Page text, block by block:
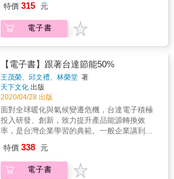
更重要的是，從此上司不必事必躬親、忙死自
己，部屬也不再唯唯諾諾、靜候聖裁，有膽識
放手去做。於是，公司得以培育出有能力、有
法，TAET的其他應用 你以為TAET雙三角法則
只能用在商業經營領域？不，只要是碰到兩方
要為同一個目標攜手努力的情況，都可以運用
這個雙三角形，例如上司與下屬討論生涯規畫
時、父母想為孩子建立自信心時&hellip;&hellip;
而這些，作者都以豐富的實例說明，讓你知道
如何透過TAET溝通、分工、協作，發揮最大效
益！ & ★這本書適合： 一般工作者 專案負責
穩健的根基，許多外國人都以為「捷安特」是
本書中，捷安特品牌創始人、巨大集團前執行
長羅祥安除了分享他們從錯誤中摸索、累積出
來的經驗，更首度揭開獨門武器「TAET雙三角
法則」讓捷安特得以「自己的人才自己培
養」、打造超強競爭力、實現「全球在地化」
的祕密。 & ★充分賦權＋主動當責，團隊合作
成功關鍵 團隊想要高效運作，需要有清楚的戰
略、戰術、戰鬥三個層次。誰決定戰略？誰負
責戰鬥？作者用兩個大三角形，教你清楚畫出
團隊中的角色分工，從此戰鬥不再卡關。 在捷
安特內部充分運用的這個TAET雙三角，能讓上
司充分賦權、部屬主動當責，整個團隊得以充
分溝通、分工合作，互信互助地授權與分責；
更重要的是，從此上司不必事必躬親、忙死自
己，部屬也不再唯唯諾諾、靜候聖裁，有膽識
在鋪著軟墊的木板上……SIMMONS席夢思 她
是第一家機器化大量生產彈簧床墊的公司第一
張沙發床設計者BEAUTYREST獨立筒袋裝彈簧
海》收錄為床墊代名詞……從此，改變人類的
睡眠體驗。發源自美國，聞名全球的「席夢
思」(Simmons) 已成為彈簧床墊代名詞，當品
牌旌旗飄向台灣，本是大展鴻圖利器卻意外成
為落地的關卡；該如何「正名」，讓「席夢
思」還原為品牌印象和商標？如何突破「墊腳
石」的市場現實，建置更有效益的銷售管道？
面臨平行輸入的水貨，更要捍衛消費者的安全
與權益。台灣席夢思的一段精采故事，是任一
領導品牌之路。
特價 315 元
電子書
【電子書】跟著台達節能50%
王茂榮、邱文禮、林榮堂 著
天下文化 出版
2020/04/28 出版
面對全球暖化與氣候變遷危機，台達電子積極
投入研發、創新，致力提升產品能源轉換效
率，是台灣企業學習的典範。一般企業講到投
產線壓力，殊不知節能減碳除了有益環保，提
升企業形象，更可為企業增加淨利，名利雙
收。因為依據統計，台灣工廠的能源使用效率
特價 338 元
電子書